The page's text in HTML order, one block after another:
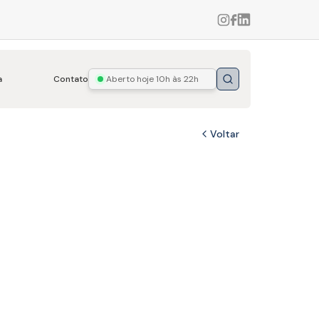
Contato Aberto hoje10h às 22h Buscar
Voltar